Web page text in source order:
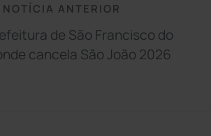
NOTÍCIA ANTERIOR
de São Francisco do
cancela São João 2026